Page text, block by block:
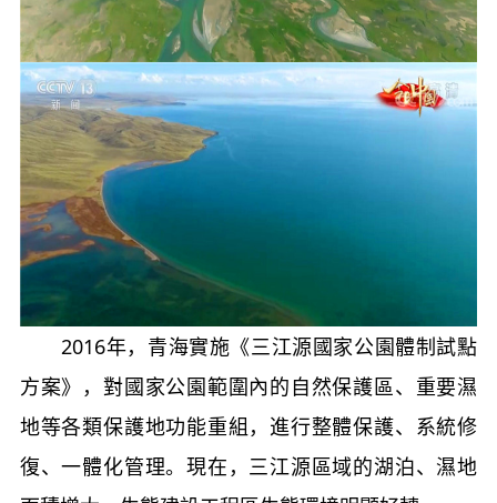
2016年，青海實施《三江源國家公園體制試點
方案》，對國家公園範圍內的自然保護區、重要濕
地等各類保護地功能重組，進行整體保護、系統修
復、一體化管理。現在，三江源區域的湖泊、濕地